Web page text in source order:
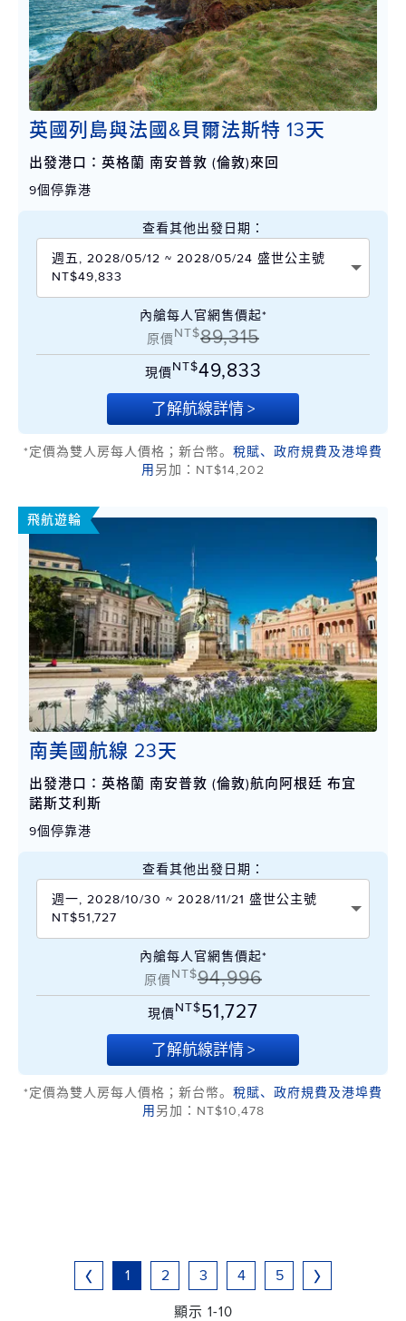
英國列島與法國&貝爾法斯特 13天
出發港口：英格蘭 南安普敦 (倫敦)來回
9個停靠港
查看其他出發日期：
週五, 2028/05/12 ~ 2028/05/24 盛世公主號
NT$49,833
內艙每人官網售價起*
原價NT$89,315
現價NT$49,833
了解航線詳情 >
*定價為雙人房每人價格；新台幣。 稅賦、政府規費及港埠費
用 另加：NT$14,202
飛航遊輪
南美國航線 23天
出發港口：英格蘭 南安普敦 (倫敦)航向阿根廷 布宜
諾斯艾利斯
9個停靠港
查看其他出發日期：
週一, 2028/10/30 ~ 2028/11/21 盛世公主號
NT$51,727
內艙每人官網售價起*
原價NT$94,996
現價NT$51,727
了解航線詳情 >
*定價為雙人房每人價格；新台幣。 稅賦、政府規費及港埠費
用 另加：NT$10,478
1 2 3 4 5
顯示 1-10